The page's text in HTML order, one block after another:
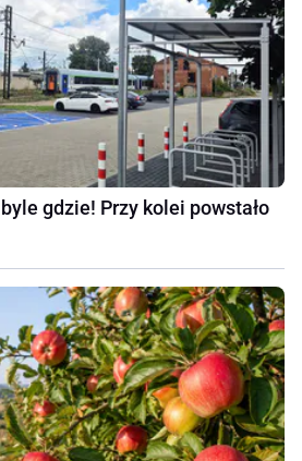
gdzie! Przy kolei powstało